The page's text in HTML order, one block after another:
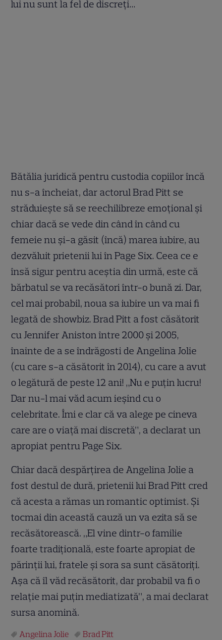
lui nu sunt la fel de discreți…
Bătălia juridică pentru custodia copiilor încă
nu s-a încheiat, dar actorul Brad Pitt se
străduiește să se reechilibreze emoțional și
chiar dacă se vede din când în când cu
femeie nu și-a găsit (încă) marea iubire, au
dezvăluit prietenii lui în Page Six. Ceea ce e
însă sigur pentru aceștia din urmă, este că
bărbatul se va recăsători într-o bună zi. Dar,
cel mai probabil, noua sa iubire un va mai fi
legată de showbiz. Brad Pitt a fost căsătorit
cu Jennifer Aniston între 2000 și 2005,
înainte de a se îndrăgosti de Angelina Jolie
(cu care s-a căsătorit în 2014), cu care a avut
o legătură de peste 12 ani! „Nu e puțin lucru!
Dar nu-l mai văd acum ieșind cu o
celebritate. Îmi e clar că va alege pe cineva
care are o viață mai discretă”, a declarat un
apropiat pentru Page Six.
Chiar dacă despărțirea de Angelina Jolie a
fost destul de dură, prietenii lui Brad Pitt cred
că acesta a rămas un romantic optimist. Și
tocmai din această cauză un va ezita să se
recăsătorească. „El vine dintr-o familie
foarte tradițională, este foarte apropiat de
părinții lui, fratele și sora sa sunt căsătoriți.
Așa că îl văd recăsătorit, dar probabil va fi o
relație mai puțin mediatizată”, a mai declarat
sursa anomină.
Angelina Jolie Brad Pitt